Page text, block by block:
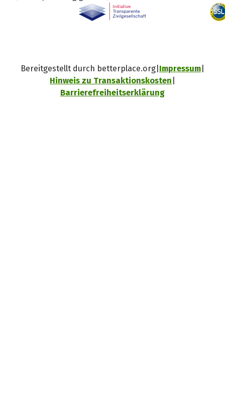
Bereitgestellt durch betterplace.org Impressum
Hinweis zu Transaktionskosten
Barrierefreiheitserklärung